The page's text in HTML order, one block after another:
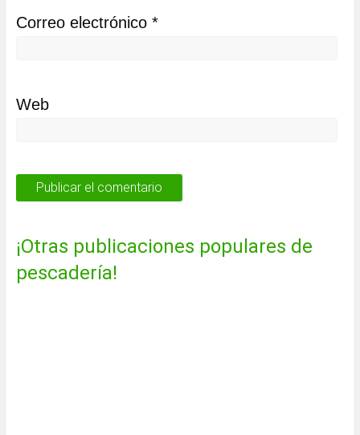
Correo electrónico *
Web
¡Otras publicaciones populares de
pescadería!